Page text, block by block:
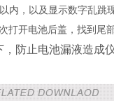
内，以及显示数字乱
打开电池后盖，找到尾
防止电池漏液造成仪